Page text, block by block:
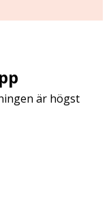
är högst